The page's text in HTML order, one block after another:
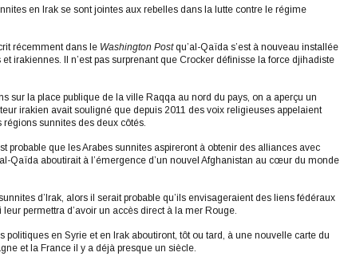
en Irak se sont jointes aux rebelles dans la lutte contre le régime
récemment dans le Washington Postqu’al-Qaïda s’est à nouveau installée
irakiennes. Il n’est pas surprenant que Crocker définisse la force djihadiste
sur la place publique de la ville Raqqa au nord du pays, on a aperçu un
irakien avait souligné que depuis 2011 des voix religieuses appelaient
sunnites des deux côtés.
probable que les Arabes sunnites aspireront à obtenir des alliances avec
Qaïda aboutirait à l’émergence d’un nouvel Afghanistan au cœur du monde
d’Irak, alors il serait probable qu’ils envisageraient des liens fédéraux
permettra d’avoir un accès direct à la mer Rouge.
en Syrie et en Irak aboutiront, tôt ou tard, à une nouvelle carte du
et la France il y a déjà presque un siècle.